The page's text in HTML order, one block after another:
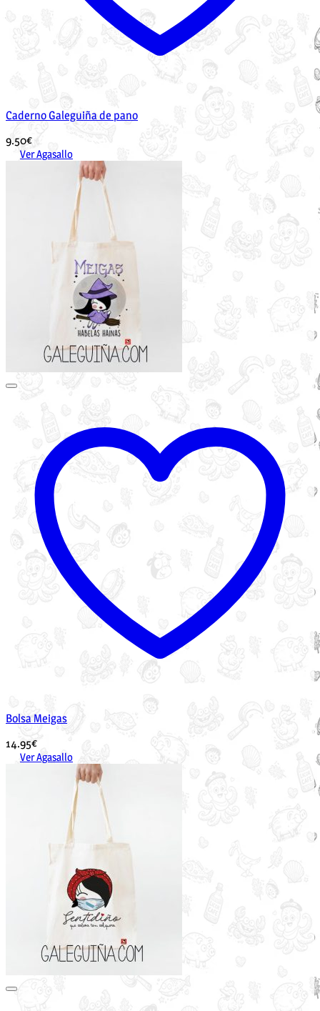
Caderno Galeguiña de pano
9.50€
Ver Agasallo
Bolsa Meigas
14.95€
Ver Agasallo